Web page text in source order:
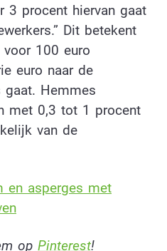
3 procent hiervan gaat
Dit betekent
100 euro
euro naar de
gaat. Hemmes
met 0,3 tot 1 procent
van de
en asperges met
op Pinterest!